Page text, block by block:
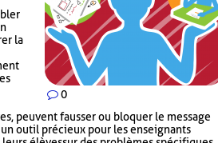
0
la
peuvent fausser ou bloquer le message
outil précieux pour les enseignants